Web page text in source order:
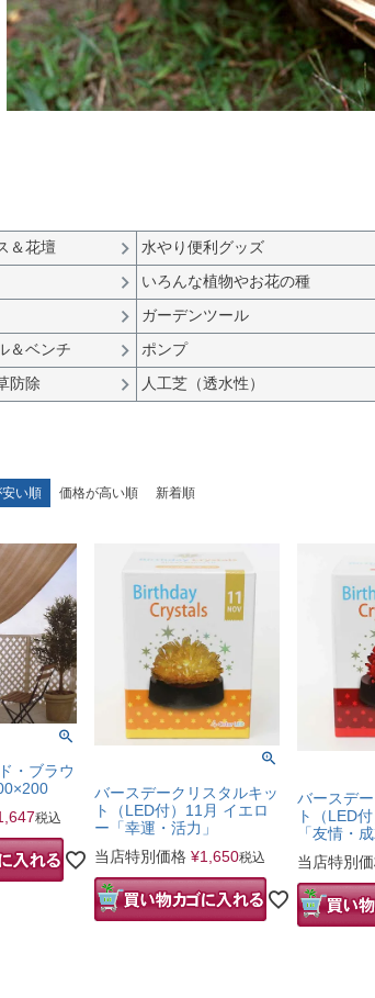
＆花壇 水やり便利グッズ
いろんな植物やお花の種
ガーデンツール
＆ベンチ
ポンプ
防除
人工芝（透水性）
い順 価格が高い順 新着順
・ブラウ
税込
バースデークリスタルキッ
ト（LED付）11月 イエロ
ー「幸運・活力」
当店特別価格 ¥1,650税込
バースデ
ト（LED
「友情・成
当店特別